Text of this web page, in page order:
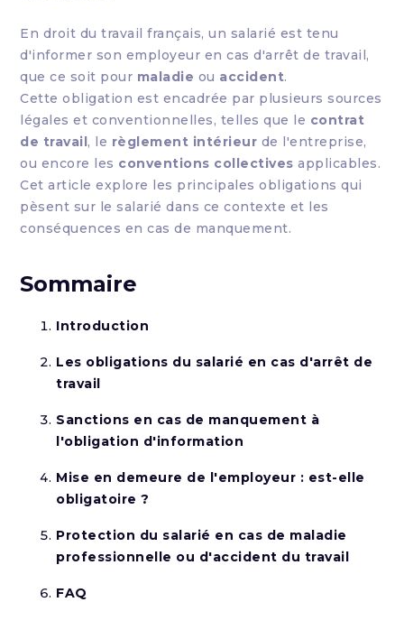
En droit du travail français, un salarié est tenu
d'informer son employeur en cas d'arrêt de travail,
que ce soit pour maladie ou accident.
Cette obligation est encadrée par plusieurs sources
légales et conventionnelles, telles que le contrat
de travail, le règlement intérieur de l'entreprise,
ou encore les conventions collectives applicables.
Cet article explore les principales obligations qui
pèsent sur le salarié dans ce contexte et les
conséquences en cas de manquement.
Sommaire
Introduction
Les obligations du salarié en cas d'arrêt de
travail
Sanctions en cas de manquement à
l'obligation d'information
Mise en demeure de l'employeur : est-elle
obligatoire ?
Protection du salarié en cas de maladie
professionnelle ou d'accident du travail
FAQ